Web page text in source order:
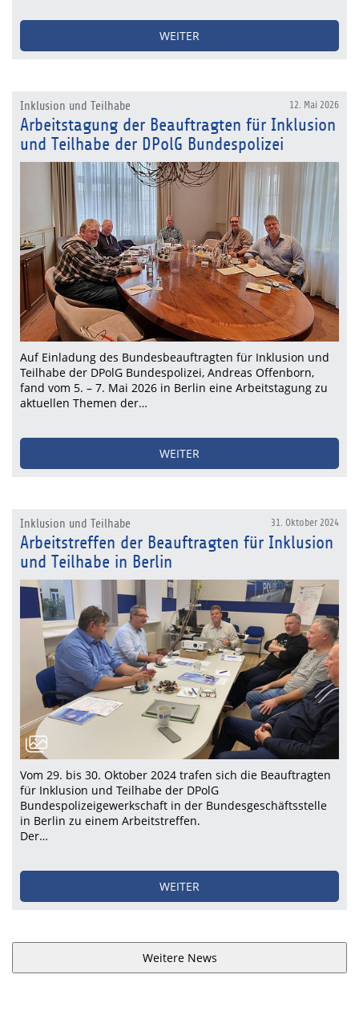
WEITER
12. Mai 2026
Inklusion und Teilhabe
Arbeitstagung der Beauftragten für Inklusion
und Teilhabe der DPolG Bundespolizei
Auf Einladung des Bundesbeauftragten für Inklusion und
Teilhabe der DPolG Bundespolizei, Andreas Offenborn,
fand vom 5. – 7. Mai 2026 in Berlin eine Arbeitstagung zu
aktuellen Themen der…
WEITER
31. Oktober 2024
Inklusion und Teilhabe
Arbeitstreffen der Beauftragten für Inklusion
und Teilhabe in Berlin
Vom 29. bis 30. Oktober 2024 trafen sich die Beauftragten
für Inklusion und Teilhabe der DPolG
Bundespolizeigewerkschaft in der Bundesgeschäftsstelle
in Berlin zu einem Arbeitstreffen.
Der…
WEITER
Weitere News